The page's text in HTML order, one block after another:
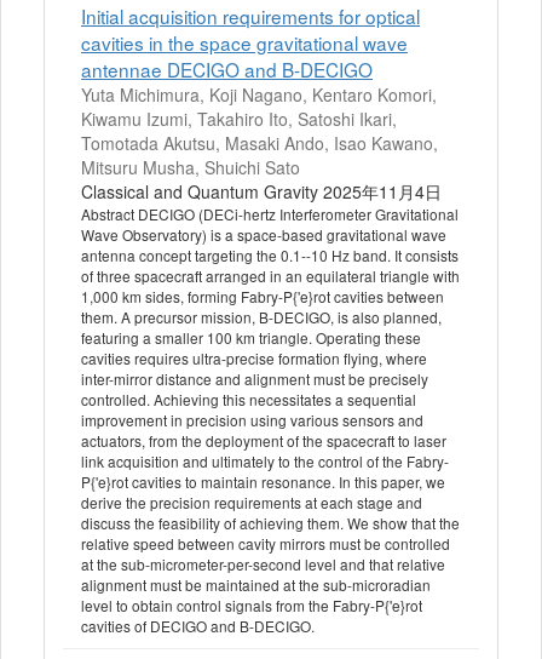
Initial acquisition requirements for optical
cavities in the space gravitational wave
antennae DECIGO and B-DECIGO
Yuta Michimura, Koji Nagano, Kentaro Komori,
Kiwamu Izumi, Takahiro Ito, Satoshi Ikari,
Tomotada Akutsu, Masaki Ando, Isao Kawano,
Mitsuru Musha, Shuichi Sato
Classical and Quantum Gravity 2025年11月4日
Abstract DECIGO (DECi-hertz Interferometer Gravitational
Wave Observatory) is a space-based gravitational wave
antenna concept targeting the 0.1--10 Hz band. It consists
of three spacecraft arranged in an equilateral triangle with
1,000 km sides, forming Fabry-P{'e}rot cavities between
them. A precursor mission, B-DECIGO, is also planned,
featuring a smaller 100 km triangle. Operating these
cavities requires ultra-precise formation flying, where
inter-mirror distance and alignment must be precisely
controlled. Achieving this necessitates a sequential
improvement in precision using various sensors and
actuators, from the deployment of the spacecraft to laser
link acquisition and ultimately to the control of the Fabry-
P{'e}rot cavities to maintain resonance. In this paper, we
derive the precision requirements at each stage and
discuss the feasibility of achieving them. We show that the
relative speed between cavity mirrors must be controlled
at the sub-micrometer-per-second level and that relative
alignment must be maintained at the sub-microradian
level to obtain control signals from the Fabry-P{'e}rot
cavities of DECIGO and B-DECIGO.